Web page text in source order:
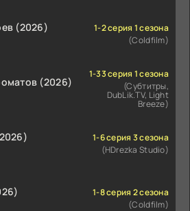
(2026)
1-2 серия 1 сезона
(Coldfilm)
(2026)
1-33 серия 1 сезона
(Субтитры,
DubLik.TV, Light
Breeze)
1-6 серия 3 сезона
(HDrezka Studio)
1-8 серия 2 сезона
(Coldfilm)